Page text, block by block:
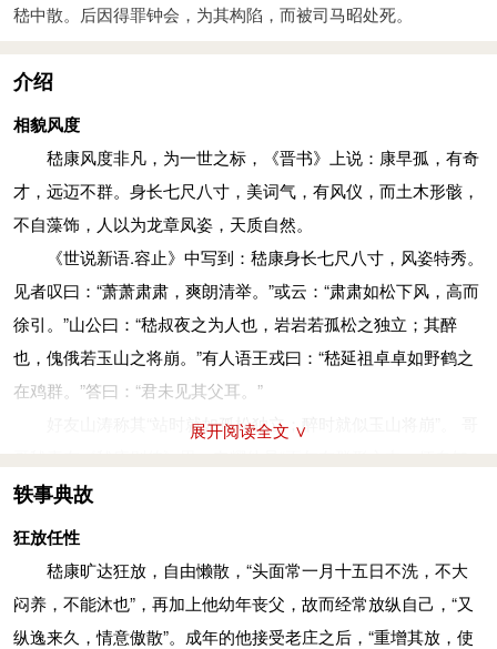
嵇中散。后因得罪钟会，为其构陷，而被司马昭处死。
介绍
相貌风度
嵇康风度非凡，为一世之标，《晋书》上说：康早孤，有奇
才，远迈不群。身长七尺八寸，美词气，有风仪，而土木形骸，
不自藻饰，人以为龙章凤姿，天质自然。
《世说新语.容止》中写到：嵇康身长七尺八寸，风姿特秀。
见者叹曰：“萧萧肃肃，爽朗清举。”或云：“肃肃如松下风，高而
徐引。”山公曰：“嵇叔夜之为人也，岩岩若孤松之独立；其醉
也，傀俄若玉山之将崩。”有人语王戎曰：“嵇延祖卓卓如野鹤之
在鸡群。”答曰：“君未见其父耳。”
好友山涛称其“站时就如孤松独立；醉时就似玉山将崩”。 哥
非常之器。”然而，嵇康却有“土木形骸，不自藻饰”的个性倾向，
展开阅读全文 ∨
轶事典故
狂放任性
嵇康旷达狂放，自由懒散，“头面常一月十五日不洗，不大
闷养，不能沐也”，再加上他幼年丧父，故而经常放纵自己，“又
纵逸来久，情意傲散”。成年的他接受老庄之后，“重增其放，使